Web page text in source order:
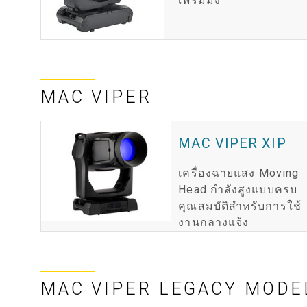
MAC VIPER
MAC VIPER XIP
เครื่องฉายแสง Moving
Head กำลังสูงแบบครบ
คุณสมบัติสำหรับการใช้
งานกลางแจ้ง
MAC VIPER LEGACY